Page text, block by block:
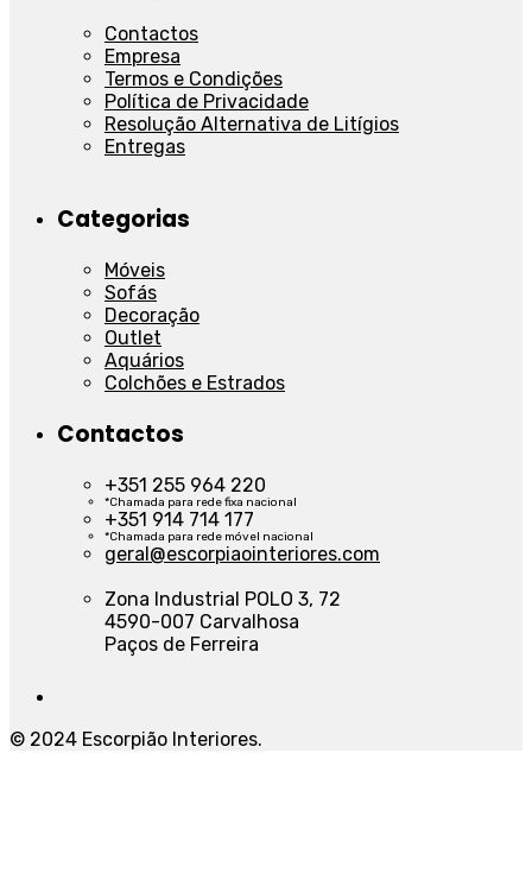
Contactos
Empresa
Termos e Condições
Política de Privacidade
Resolução Alternativa de Litígios
Entregas
Categorias
Móveis
Sofás
Decoração
Outlet
Aquários
Colchões e Estrados
Contactos
+351 255 964 220
*Chamada para rede fixa nacional
+351 914 714 177
*Chamada para rede móvel nacional
geral@escorpiaointeriores.com
Zona Industrial POLO 3, 72
4590-007 Carvalhosa
Paços de Ferreira
© 2024 Escorpião Interiores.